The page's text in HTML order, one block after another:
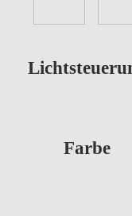
Farbe